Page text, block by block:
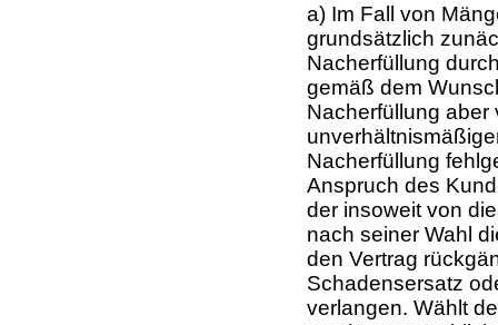
a) Im Fall von
grundsätzlich
Nacherfüllung
gemäß dem
Nacherfüllung aber
Nacherfüllung
Anspruch des
der insoweit von
nach seiner Wahl
den Vertrag
Schadensersatz
verlangen. Wählt